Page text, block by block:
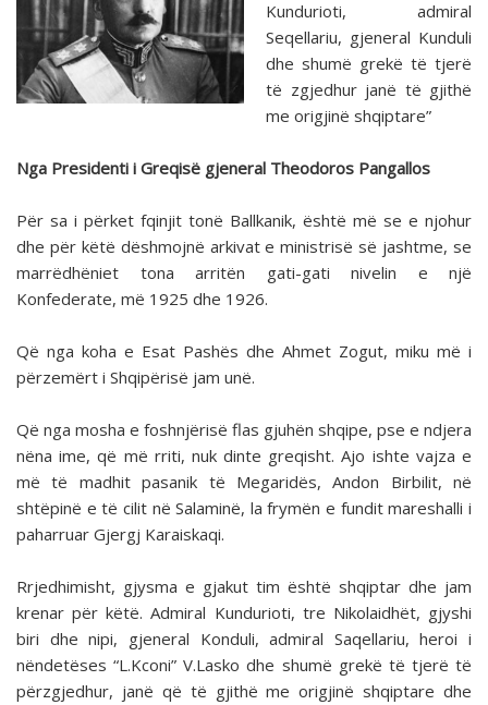
Kundurioti, admiral
Seqellariu, gjeneral Kunduli
dhe shumë grekë të tjerë
të zgjedhur janë të gjithë
me origjinë shqiptare”
Nga Presidenti i Greqisë gjeneral Theodoros Pangallos
Për sa i përket fqinjit tonë Ballkanik, është më se e njohur
dhe për këtë dëshmojnë arkivat e ministrisë së jashtme, se
marrëdhëniet tona arritën gati-gati nivelin e një
Konfederate, më 1925 dhe 1926.
Që nga koha e Esat Pashës dhe Ahmet Zogut, miku më i
përzemërt i Shqipërisë jam unë.
Që nga mosha e foshnjërisë flas gjuhën shqipe, pse e ndjera
nëna ime, që më rriti, nuk dinte greqisht. Ajo ishte vajza e
më të madhit pasanik të Megaridës, Andon Birbilit, në
shtëpinë e të cilit në Salaminë, la frymën e fundit mareshalli i
paharruar Gjergj Karaiskaqi.
Rrjedhimisht, gjysma e gjakut tim është shqiptar dhe jam
krenar për këtë. Admiral Kundurioti, tre Nikolaidhët, gjyshi
biri dhe nipi, gjeneral Konduli, admiral Saqellariu, heroi i
nëndetëses “L.Kconi” V.Lasko dhe shumë grekë të tjerë të
përzgjedhur, janë që të gjithë me origjinë shqiptare dhe